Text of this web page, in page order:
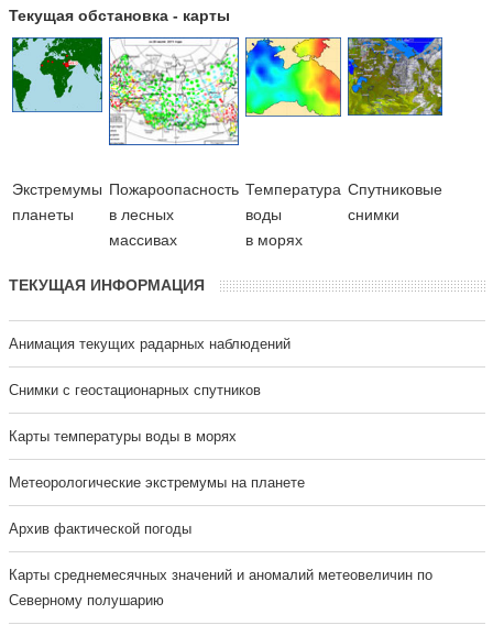
Текущая обстановка - карты
Экстремумы
планеты
Пожароопасность
в лесных
массивах
Температура
воды
в морях
Cпутниковые
снимки
ТЕКУЩАЯ ИНФОРМАЦИЯ
Анимация текущих радарных наблюдений
Cнимки с геостационарных спутников
Карты температуры воды в морях
Метеорологические экстремумы на планете
Архив фактической погоды
Карты среднемесячных значений и аномалий метеовеличин по
Северному полушарию